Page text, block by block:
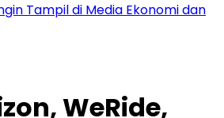
Tampil di Media Ekonomi dan
WeRide,